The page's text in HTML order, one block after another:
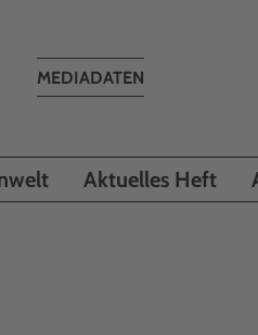
MEDIADATEN
Aktuelles Heft